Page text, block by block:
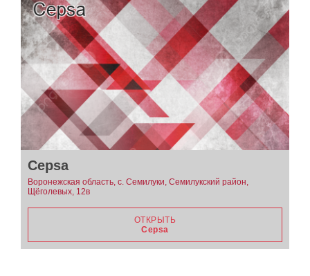
Cepsa
Воронежская область, с. Семилуки, Семилукский район,
Щёголевых, 12в
ОТКРЫТЬ
Cepsa